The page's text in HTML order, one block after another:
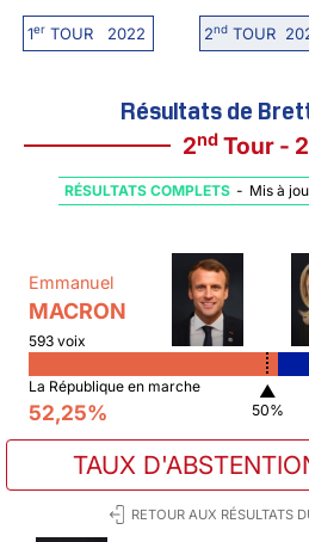
1erTOUR 2022 2ndTOUR
Résultats de
2ndTour -
RÉSULTATS COMPLETS - Mis à
Emmanuel
MACRON
593 voix
La République en marche
52,25%
▲
50%
TAUX
RETOUR AUX RÉSULTATS